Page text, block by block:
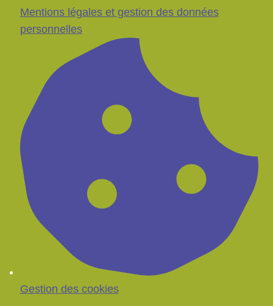
Mentions légales et gestion des données
personnelles
Gestion des cookies